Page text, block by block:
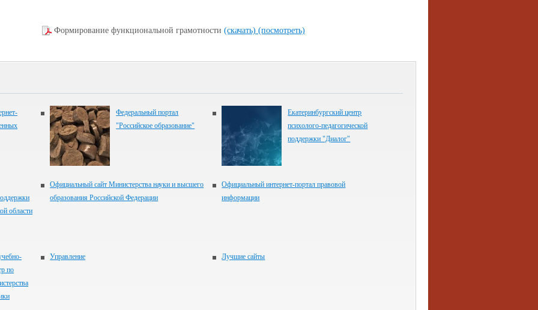
Формирование функциональной грамотности (скачать) (посмотреть)
Федеральный портал
"Российское образование"
Екатеринбургский центр
психолого-педагогической
поддержки "Диалог"
области
Официальный сайт Министерства науки и высшего
образования Российской Федерации
Официальный интернет-портал правовой
информации
по
Управление Лучшие сайты